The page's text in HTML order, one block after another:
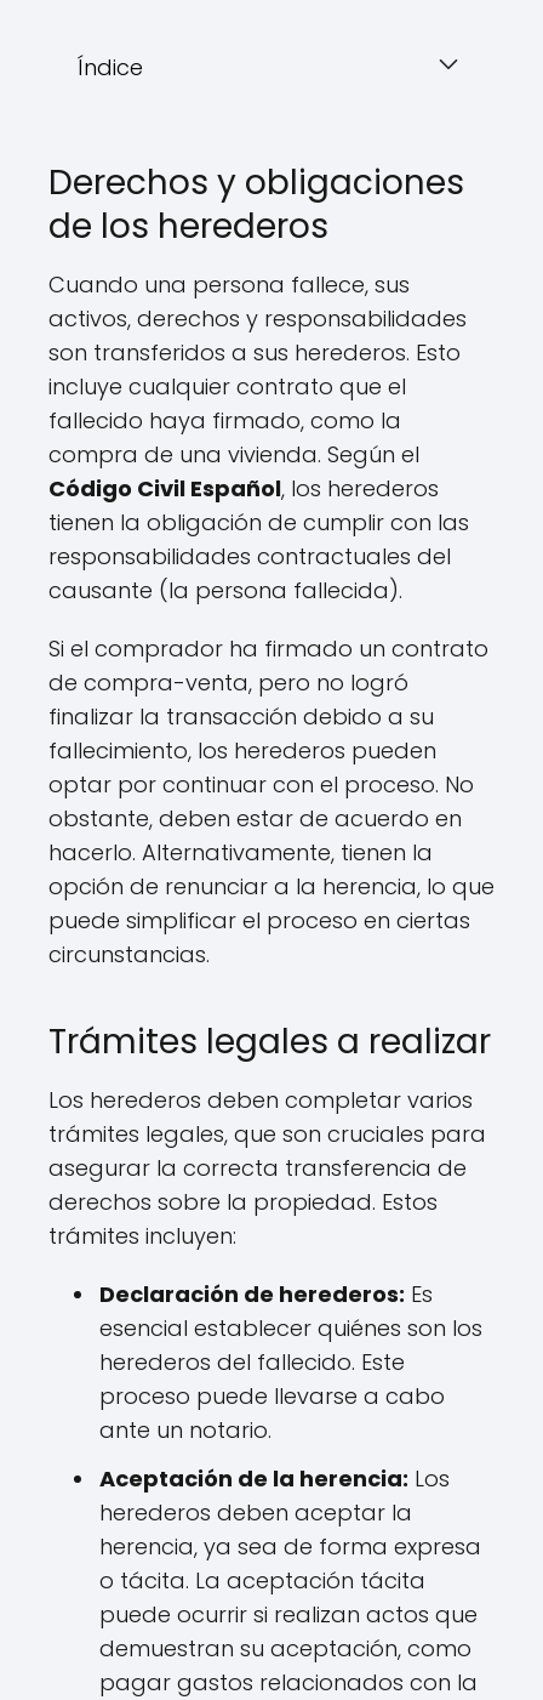
Índice
Derechos y obligaciones
de los herederos
Cuando una persona fallece, sus
activos, derechos y responsabilidades
son transferidos a sus herederos. Esto
incluye cualquier contrato que el
fallecido haya firmado, como la
compra de una vivienda. Según el
Código Civil Español, los herederos
tienen la obligación de cumplir con las
responsabilidades contractuales del
causante (la persona fallecida).
Si el comprador ha firmado un contrato
de compra-venta, pero no logró
finalizar la transacción debido a su
fallecimiento, los herederos pueden
optar por continuar con el proceso. No
obstante, deben estar de acuerdo en
hacerlo. Alternativamente, tienen la
opción de renunciar a la herencia, lo que
puede simplificar el proceso en ciertas
circunstancias.
Trámites legales a realizar
Los herederos deben completar varios
trámites legales, que son cruciales para
asegurar la correcta transferencia de
derechos sobre la propiedad. Estos
trámites incluyen:
Declaración de herederos: Es
esencial establecer quiénes son los
herederos del fallecido. Este
proceso puede llevarse a cabo
ante un notario.
Aceptación de la herencia: Los
herederos deben aceptar la
herencia, ya sea de forma expresa
o tácita. La aceptación tácita
puede ocurrir si realizan actos que
demuestran su aceptación, como
pagar gastos relacionados con la